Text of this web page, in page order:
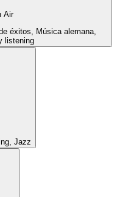
Air
éxitos, Música alemana,
listening
Jazz